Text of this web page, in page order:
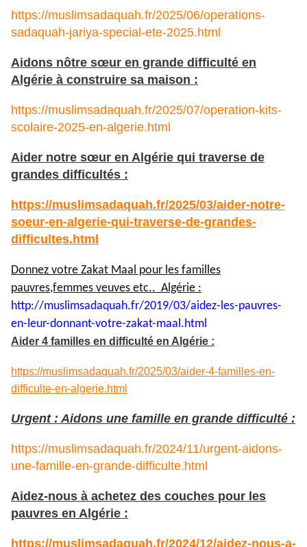
https://muslimsadaquah.fr/2025/06/operations-
sadaquah-jariya-special-ete-2025.html
Aidons nôtre sœur en grande difficulté en
Algérie à construire sa maison :
https://muslimsadaquah.fr/2025/07/operation-kits-
scolaire-2025-en-algerie.html
Aider notre sœur en Algérie qui traverse de
grandes difficultés :
https://muslimsadaquah.fr/2025/03/aider-notre-
soeur-en-algerie-qui-traverse-de-grandes-
difficultes.html
Donnez votre Zakat Maal pour les familles
pauvres,femmes veuves etc.. Algérie :
http://muslimsadaquah.fr/2019/03/aidez-les-pauvres-
en-leur-donnant-votre-zakat-maal.html
Aider 4 familles en difficulté en Algérie :
https://muslimsadaquah.fr/2025/03/aider-4-familles-en-
difficulte-en-algerie.html
Urgent : Aidons une famille en grande difficulté :
https://muslimsadaquah.fr/2024/11/urgent-aidons-
une-famille-en-grande-difficulte.html
Aidez-nous à achetez des couches pour les
pauvres en Algérie :
https://muslimsadaquah.fr/2024/12/aidez-nous-a-